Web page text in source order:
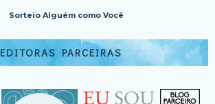
Sorteio Alguém como Você
EDITORAS PARCEIRAS